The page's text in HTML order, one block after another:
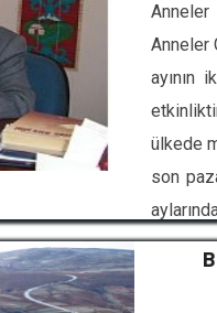
Anneler
Anneler
ayının
ülkede
son